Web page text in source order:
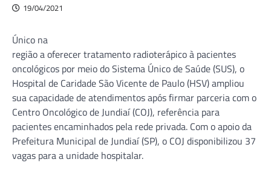
19/04/2021
Único na
região a oferecer tratamento radioterápico à pacientes
oncológicos por meio do Sistema Único de Saúde (SUS), o
Hospital de Caridade São Vicente de Paulo (HSV) ampliou
sua capacidade de atendimentos após firmar parceria com o
Centro Oncológico de Jundiaí (COJ), referência para
pacientes encaminhados pela rede privada. Com o apoio da
Prefeitura Municipal de Jundiaí (SP), o COJ disponibilizou 37
vagas para a unidade hospitalar.